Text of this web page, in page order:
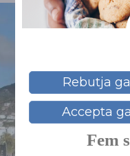
Rebutja
Accepta
Fem